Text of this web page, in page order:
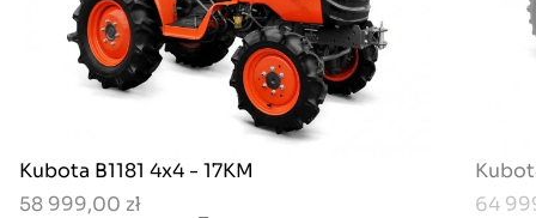
Kubota B1181 4x4 - 17KM
58 999,00 zł
64